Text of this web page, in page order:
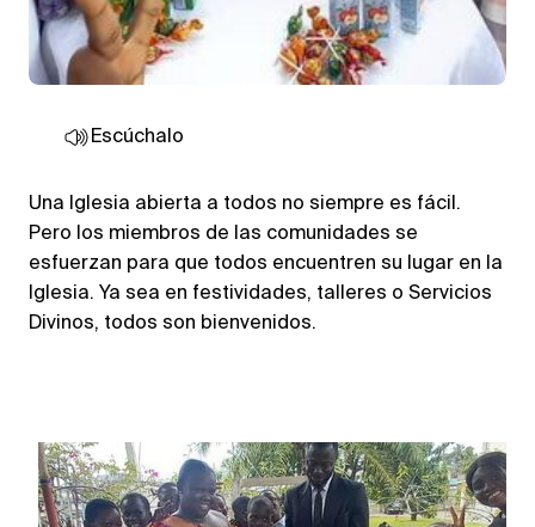
Escúchalo
Una Iglesia abierta a todos no siempre es fácil.
Pero los miembros de las comunidades se
esfuerzan para que todos encuentren su lugar en la
Iglesia. Ya sea en festividades, talleres o Servicios
Divinos, todos son bienvenidos.